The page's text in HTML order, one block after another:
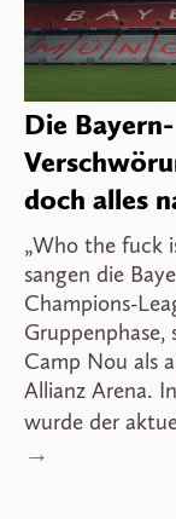
Die Bayern-
doch alles
„Who the fuck
sangen die
Champions-
Gruppenphase,
Camp Nou als
Allianz Arena.
wurde der
→